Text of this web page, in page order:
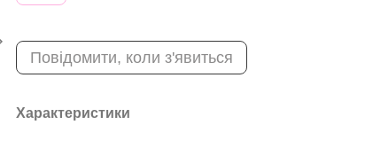
Повідомити, коли з'явиться
Характеристики